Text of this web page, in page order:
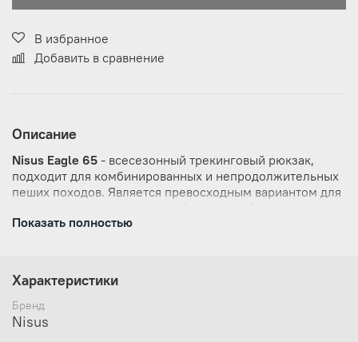
В избранное
Добавить в сравнение
Описание
Nisus Eagle 65 - всесезонный трекинговый рюкзак,
подходит для комбинированных и непродолжительных
пеших походов. Является превосходным вариантом для
условиях. В основном отделении с разделителем,
расположить под ним дополнительное снаряжение или
уменьшить размеры рюкзака при неполной его
загрузке. Конструкция пояса прекрасно вентилируется,
гарантирует надежную фиксацию и распределение веса
Показать полностью
Характеристики
Бренд
Nisus